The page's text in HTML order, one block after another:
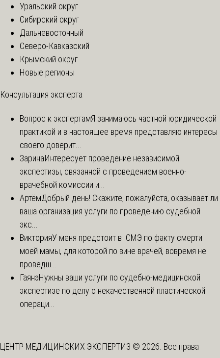
Уральский округ
Сибирский округ
Дальневосточный
Северо-Кавказский
Крымский округ
Новые регионы
Консультация эксперта
Вопрос к экспертамЯ занимаюсь частной юридической
практикой и в настоящее время представляю интересы
своего доверит...
ЗаринаИнтересует проведение независимой
экспертизы, связанной с проведением военно-
врачебной комиссии и...
АртёмДобрый день! Скажите, пожалуйста, оказывает ли
ваша организация услуги по проведению судебной
экс...
ВикторияУ меня предстоит в СМЭ по факту смерти
моей мамы, для которой по вине врачей, вовремя не
проведш...
ГаянэНужны ваши услуги по судебно-медицинской
экспертизе по делу о некачественной пластической
операци...
ЦЕНТР МЕДИЦИНСКИХ ЭКСПЕРТИЗ © 2026. Все права